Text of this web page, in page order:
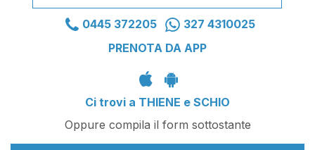
0445 372205
327 4310025
PRENOTA DA APP
Ci trovi a THIENE e SCHIO
Oppure compila il form sottostante